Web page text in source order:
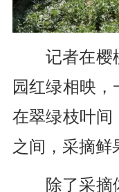
记者在樱
园红绿相映
在翠绿枝叶
之间，采摘鲜
除了采摘